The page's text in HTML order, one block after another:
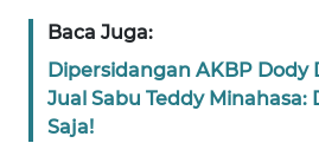
Baca Juga:
Dipersidangan AKBP Dody
Jual Sabu Teddy Minahasa:
Saja!
IKLAN
TENTANG